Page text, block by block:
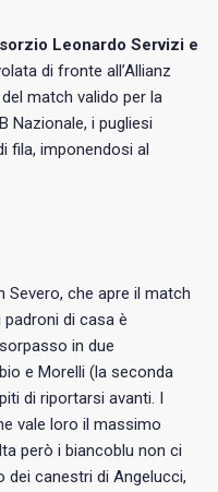
Leonardo Servizi e
di fronte all’Allianz
match valido per la
Nazionale, i pugliesi
fila, imponendosi al
Severo, che apre il match
di casa è
in due
e Morelli (la seconda
di riportarsi avanti. I
vale loro il massimo
però i biancoblu non ci
canestri di Angelucci,